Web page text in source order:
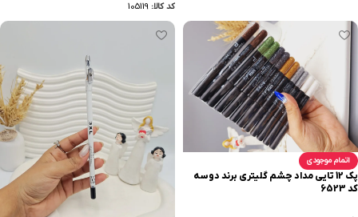
کد کالا: 105119
اتمام موجودی
پک 12 تایی مداد چشم گلیتری برند دوسه
کد 6523